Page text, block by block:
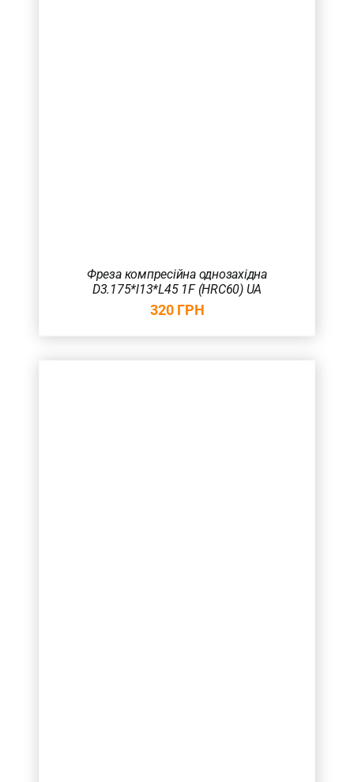
Фреза компресійна однозахідна
D3.175*l13*L45 1F (HRC60) UA
320 ГРН